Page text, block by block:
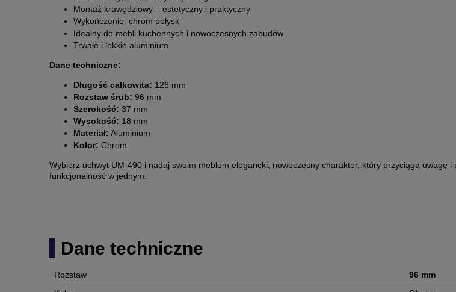
Montaż krawędziowy – estetyczny i praktyczny
Wykończenie: chrom połysk
Idealny do mebli kuchennych i nowoczesnych zabudów
Trwałe i lekkie aluminium
Dane techniczne:
Długość całkowita: 126 mm
Rozstaw śrub: 96 mm
Szerokość: 37 mm
Wysokość: 18 mm
Materiał: Aluminium
Kolor: Chrom
Wybierz uchwyt UM-490 i nadaj swoim meblom elegancki, nowoczesny charakter, który przyciąga uwagę
funkcjonalność w jednym.
Dane techniczne
Rozstaw
96 mm